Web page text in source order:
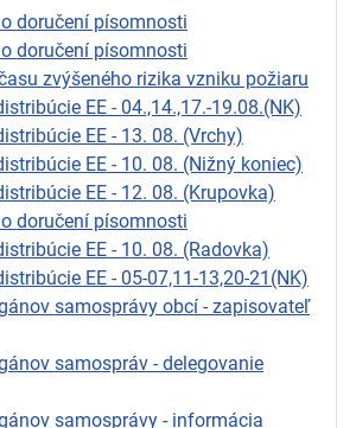
doručení písomnosti
doručení písomnosti
zvýšeného rizika vzniku požiaru
EE - 04.,14.,17.-19.08.(NK)
EE - 13. 08. (Vrchy)
EE - 10. 08. (Nižný koniec)
EE - 12. 08. (Krupovka)
doručení písomnosti
EE - 10. 08. (Radovka)
EE - 05-07,11-13,20-21(NK)
samosprávy obcí - zapisovateľ
samospráv - delegovanie
samosprávy - informácia